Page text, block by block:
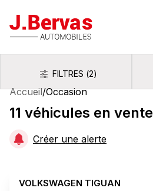
J.Bervas
FiltresFILTRES (2)
Accueil/Occasion
11 véhicules en vente
Créer une alerte
VOLKSWAGEN TIGUAN